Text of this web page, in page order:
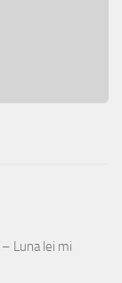
– Luna lei mi